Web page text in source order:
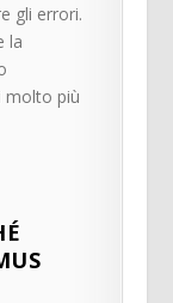
gli errori.
la
molto più